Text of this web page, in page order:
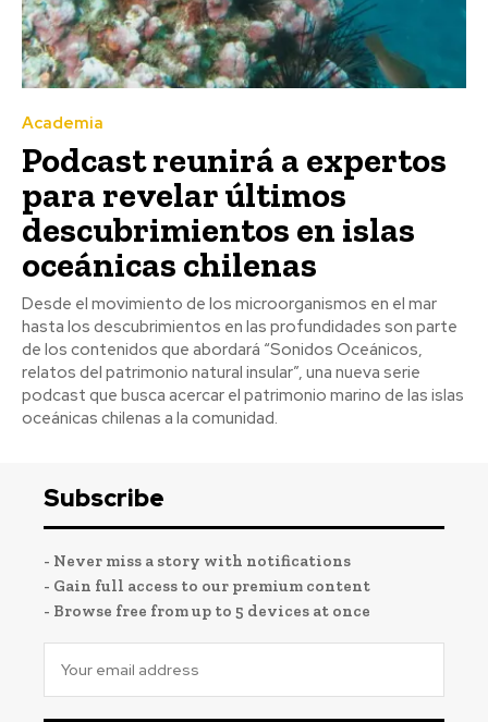
Academia
Podcast reunirá a expertos
para revelar últimos
descubrimientos en islas
oceánicas chilenas
Desde el movimiento de los microorganismos en el mar
hasta los descubrimientos en las profundidades son parte
de los contenidos que abordará “Sonidos Oceánicos,
relatos del patrimonio natural insular”, una nueva serie
podcast que busca acercar el patrimonio marino de las islas
oceánicas chilenas a la comunidad.
Subscribe
- Never miss a story with notifications
- Gain full access to our premium content
- Browse free from up to 5 devices at once